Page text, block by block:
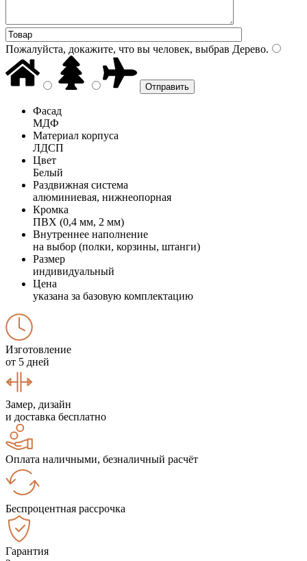
Пожалуйста, докажите, что вы человек, выбрав Дерево.
Фасад
МДФ
Материал корпуса
ЛДСП
Цвет
Белый
Раздвижная система
алюминиевая, нижнеопорная
Кромка
ПВХ (0,4 мм, 2 мм)
Внутреннее наполнение
на выбор (полки, корзины, штанги)
Размер
индивидуальный
Цена
указана за базовую комплектацию
Изготовление
от 5 дней
Замер, дизайн
и доставка бесплатно
Оплата наличными, безналичный расчёт
Беспроцентная рассрочка
Гарантия